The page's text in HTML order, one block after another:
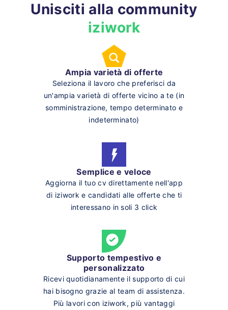
Unisciti alla community
iziwork
Ampia varietà di offerte
Seleziona il lavoro che preferisci da
un'ampia varietà di offerte vicino a te (in
somministrazione, tempo determinato e
indeterminato)
Semplice e veloce
Aggiorna il tuo cv direttamente nell'app
di iziwork e candidati alle offerte che ti
interessano in soli 3 click
Supporto tempestivo e
personalizzato
Ricevi quotidianamente il supporto di cui
hai bisogno grazie al team di assistenza.
Più lavori con iziwork, più vantaggi